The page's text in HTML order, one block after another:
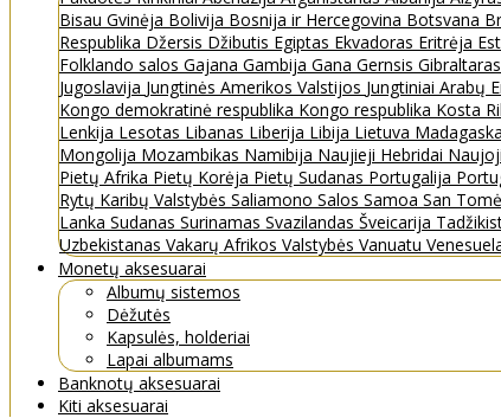
Bisau Gvinėja Bolivija Bosnija ir Hercegovina Botsvana
Respublika Džersis Džibutis Egiptas Ekvadoras Eritrėja
Folklando salos Gajana Gambija Gana Gernsis Gibraltaras
Jugoslavija Jungtinės Amerikos Valstijos Jungtiniai Arabų
Kongo demokratinė respublika Kongo respublika Kosta
Lenkija Lesotas Libanas Liberija Libija Lietuva
Mongolija Mozambikas Namibija Naujieji Hebridai
Pietų Afrika Pietų Korėja Pietų Sudanas Portugalija
Rytų Karibų Valstybės Saliamono Salos Samoa San
Lanka Sudanas Surinamas Svazilandas Šveicarija
Uzbekistanas Vakarų Afrikos Valstybės Vanuatu
Monetų aksesuarai
Albumų sistemos
Dėžutės
Kapsulės, holderiai
Lapai albumams
Banknotų aksesuarai
Kiti aksesuarai